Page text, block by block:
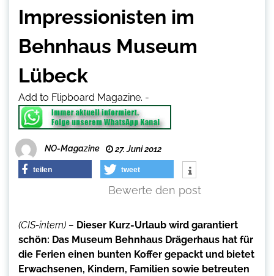
Impressionisten im
Behnhaus Museum
Lübeck
Add to Flipboard Magazine. -
NO-Magazine 27. Juni 2012
teilen tweet
Bewerte den post
(CIS-intern) – Dieser Kurz-Urlaub wird garantiert
schön: Das Museum Behnhaus Drägerhaus hat für
die Ferien einen bunten Koffer gepackt und bietet
Erwachsenen, Kindern, Familien sowie betreuten